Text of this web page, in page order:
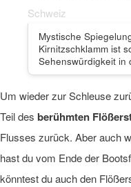
Mystische
Kirnitzschklamm ist
Sehenswürdigkeit in
Um wieder zur Schleuse
Teil des berühmten
Flusses zurück. Aber auch
hast du vom Ende der
könntest du auch den